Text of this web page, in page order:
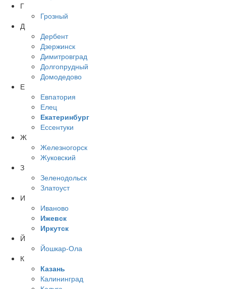
Г
Грозный
Д
Дербент
Дзержинск
Димитровград
Долгопрудный
Домодедово
Е
Евпатория
Елец
Екатеринбург
Ессентуки
Ж
Железногорск
Жуковский
З
Зеленодольск
Златоуст
И
Иваново
Ижевск
Иркутск
Й
Йошкар-Ола
К
Казань
Калининград